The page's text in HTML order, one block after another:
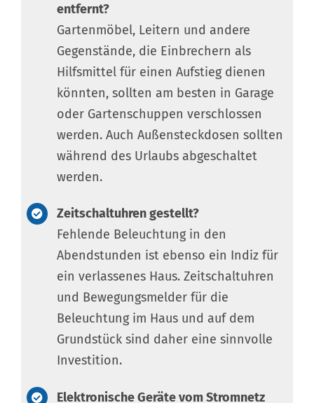
entfernt?
Gartenmöbel, Leitern und andere
Gegenstände, die Einbrechern als
Hilfsmittel für einen Aufstieg dienen
könnten, sollten am besten in Garage
oder Gartenschuppen verschlossen
werden. Auch Außensteckdosen sollten
während des Urlaubs abgeschaltet
werden.
Zeitschaltuhren gestellt?
Fehlende Beleuchtung in den
Abendstunden ist ebenso ein Indiz für
ein verlassenes Haus. Zeitschaltuhren
und Bewegungsmelder für die
Beleuchtung im Haus und auf dem
Grundstück sind daher eine sinnvolle
Investition.
Elektronische Geräte vom Stromnetz